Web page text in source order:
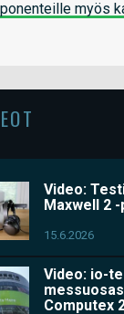
myös
Video:
Maxwell 2
15.6.2026
Video: io-
Computex